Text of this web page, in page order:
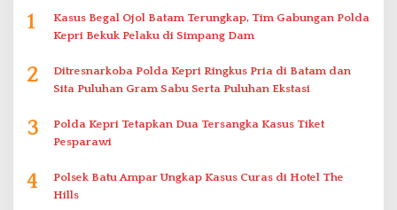
1
Kasus Begal Ojol Batam Terungkap, Tim Gabungan Polda
Kepri Bekuk Pelaku di Simpang Dam
2
Ditresnarkoba Polda Kepri Ringkus Pria di Batam dan
Sita Puluhan Gram Sabu Serta Puluhan Ekstasi
3
Polda Kepri Tetapkan Dua Tersangka Kasus Tiket
Pesparawi
4
Polsek Batu Ampar Ungkap Kasus Curas di Hotel The
Hills